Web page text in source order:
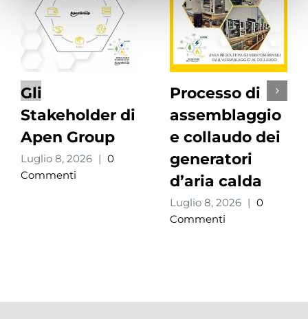
Gli
Stakeholder di
Apen Group
Luglio 8, 2026 | 0
Commenti
Processo di
assemblaggio
e collaudo dei
generatori
d’aria calda
Luglio 8, 2026 | 0
Commenti